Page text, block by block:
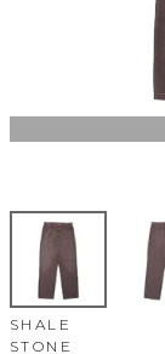
SHALE
STONE